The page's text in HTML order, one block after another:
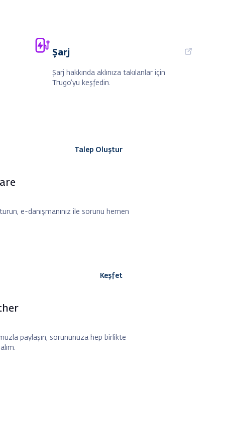
Şarj
Şarj hakkında aklınıza takılanlar için
Trugo’yu keşfedin.
Talep Oluştur
e-danışmanınız ile sorunu hemen
Keşfet
paylaşın, sorununuza hep birlikte